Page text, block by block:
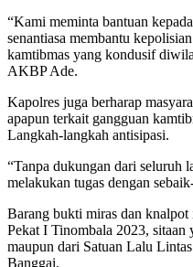
“Kami meminta bantuan
senantiasa membantu
kamtibmas yang kondusif
AKBP Ade.
Kapolres juga berharap
apapun terkait gangguan
Langkah-langkah antisipasi.
“Tanpa dukungan dari seluruh
melakukan tugas dengan
Barang bukti miras dan
Pekat I Tinombala 2023, sitaan
maupun dari Satuan Lalu
Banggai.